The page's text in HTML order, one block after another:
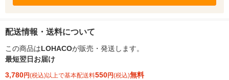
配送情報・送料について
この商品はLOHACOが販売・発送します。
最短翌日お届け
3,780円(税込)以上で基本配送料550円(税込)無料